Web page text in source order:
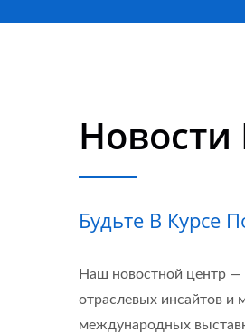
Новости
Будьте В Курсе
Наш новостной центр —
отраслевых инсайтов и
международных